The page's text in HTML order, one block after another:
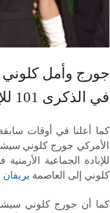
جورج وأمل كلوني
في الذكرى 101 للإبادة الأرمنية
كما أعلنا في أوقات
الأمركي جورج كلوني
للإبادة الجماعية الأرمنية
كلوني إلى العاصمة يريفان
كما أن جورج كلوني